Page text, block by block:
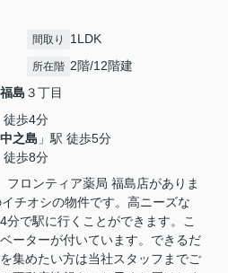
間取り 1LDK
所在階 2階/12階建
福島 ３丁目
徒歩4分
中之島 」駅 徒歩5分
徒歩8分
フロンティア薬局 福島店がありま
チオシの物件です。高ニーズな
分で駅に行くことができます。こ
ーターが付いています。できるだ
集めたい方は当社スタッフまでご